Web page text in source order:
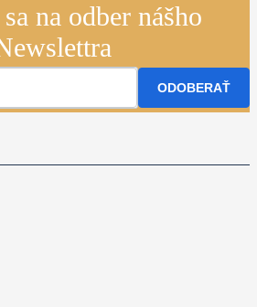
na odber nášho
ODOBERAŤ